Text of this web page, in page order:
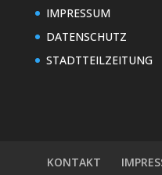
IMPRESSUM
DATENSCHUTZ
STADTTEILZEITUNG
KONTAKT